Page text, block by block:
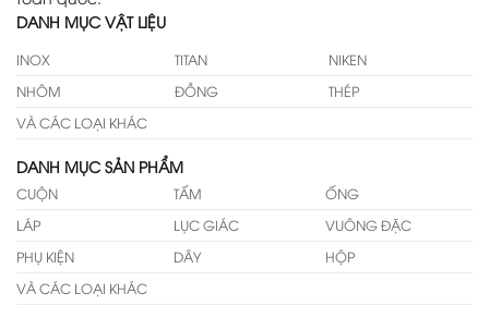
DANH MỤC VẬT LIỆU
INOX TITAN
NIKEN
NHÔM
ĐỒNG
THÉP
VÀ CÁC LOẠI KHÁC
DANH MỤC SẢN PHẨM
CUỘN TẤM
ỐNG
LÁP
LỤC GIÁC
VUÔNG ĐẶC
PHỤ KIỆN
DÂY
HỘP
VÀ CÁC LOẠI KHÁC